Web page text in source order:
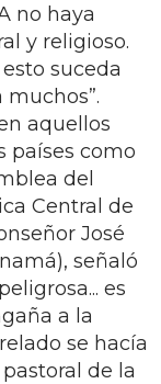
no haya
y religioso.
suceda
aquellos
países como
del
Central de
José
señaló
es
a la
se hacía
de la